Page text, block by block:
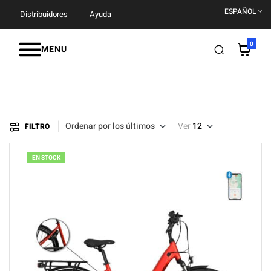
Distribuidores Ayuda ESPAÑOL
MENU 0
FILTRO Ordenar por los últimos Ver12
EN STOCK